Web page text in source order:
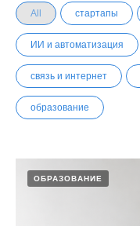
All стартапы
ИИ и автоматизация
связь и интернет
образование
ОБРАЗОВАНИЕ